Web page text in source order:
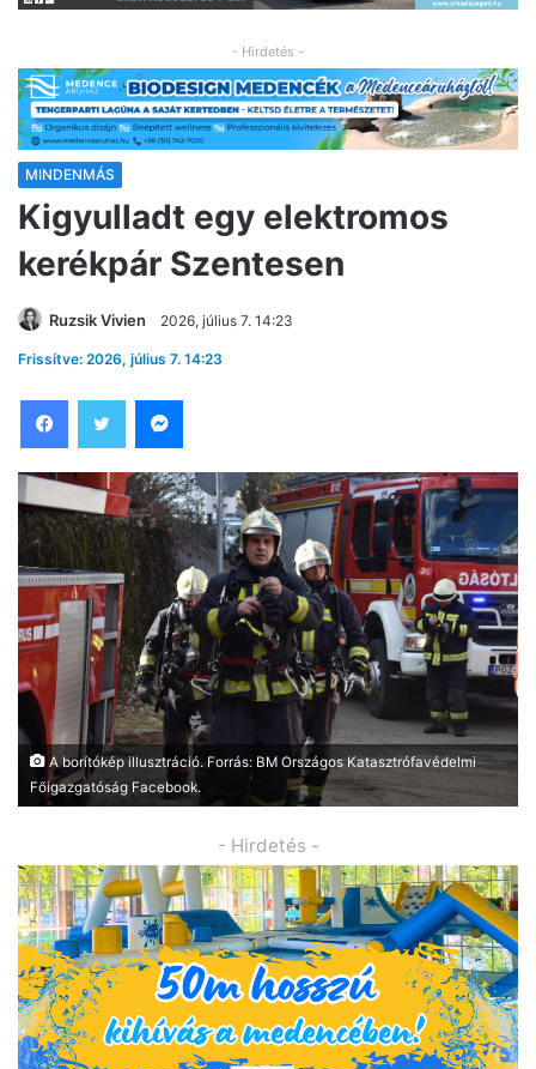
- Hirdetés -
MINDENMÁS
Kigyulladt egy elektromos
kerékpár Szentesen
Ruzsik Vivien 2026, július 7. 14:23
Frissítve: 2026, július 7. 14:23
A borítókép illusztráció. Forrás: BM Országos Katasztrófavédelmi
Főigazgatóság Facebook.
- Hirdetés -